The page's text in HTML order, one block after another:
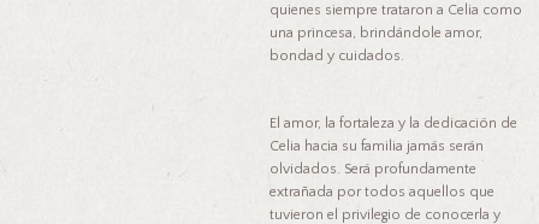
quienes siempre trataron a Celia como
una princesa, brindándole amor,
bondad y cuidados.
El amor, la fortaleza y la dedicación de
Celia hacia su familia jamás serán
olvidados. Será profundamente
extrañada por todos aquellos que
tuvieron el privilegio de conocerla y